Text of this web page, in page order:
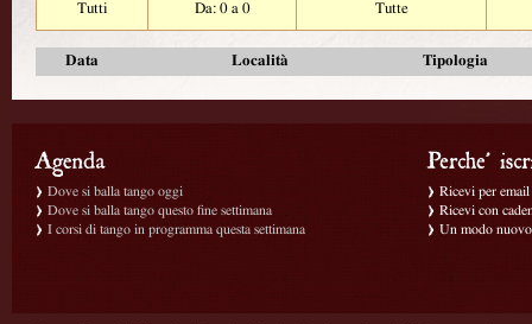
Tutti
Da: 0 a 0 Tutte
Data Località Tipologia
Dove si balla tango oggi
Dove si balla tango questo fine settimana
I corsi di tango in programma questa settimana
Ricevi per
Ricevi con
Un modo